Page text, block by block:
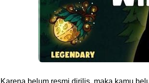
Karena belum resmi dirilis, maka kamu